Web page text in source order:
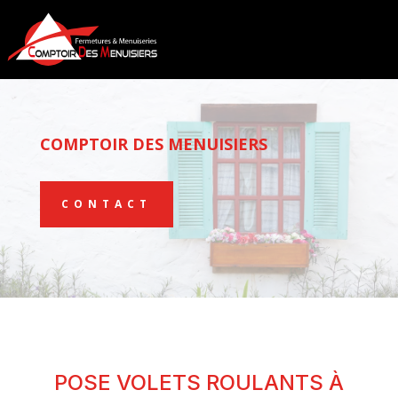
COMPTOIR DES MENUISIERS
CONTACT
POSE VOLETS ROULANTS À